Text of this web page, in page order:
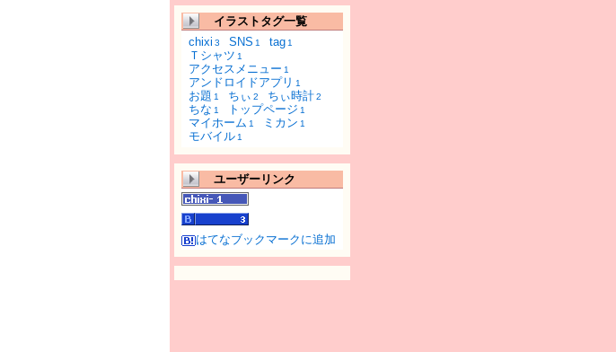
イラストタグ一覧
chixi 3 SNS 1 tag 1
Ｔシャツ 1
アクセスメニュー 1
アンドロイドアプリ 1
お題 1 ちぃ 2 ちぃ時計2
ちな 1 トップページ 1
マイホーム 1 ミカン 1
モバイル 1
ユーザーリンク
はてなブックマークに追加